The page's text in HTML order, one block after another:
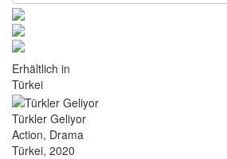
Erhältlich in
Türkei
Türkler Geliyor
Action, Drama
Türkei, 2020